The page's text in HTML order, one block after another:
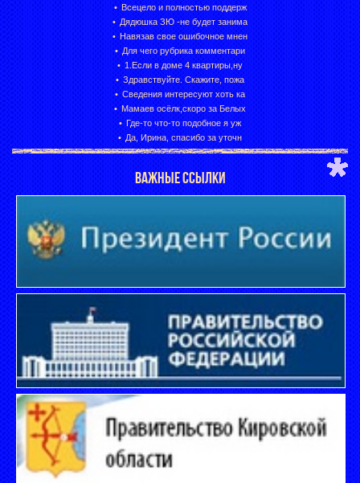
Всецело и полностью поддерж
Дядюшка ЗЮ -не будет занима
Навязав свое ошибочное мнен
Для чего рубрика комментари
1.Если в доме 4 квартиры,ну
Здравствуйте. Скажите, пожа
Сведения интересуют хоть ка
Мамаев осёлк,скоро за Белых
Где-то что-то подобное я уж
Да, Ирина, спасибо за уточн
ВАЖНЫЕ ССЫЛКИ